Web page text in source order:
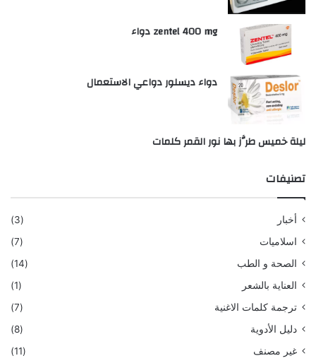
zentel 400 mg دواء
دواء ديسلور دواعي الاستعمال
ليلة خميس طرَّز بها نور القمر كلمات
تصنيفات
أخبار
(3)
اسلاميات
(7)
الصحة و الطب
(14)
العناية بالشعر
(1)
ترجمة كلمات الاغنية
(7)
دليل الأدوية
(8)
غير مصنف
(11)